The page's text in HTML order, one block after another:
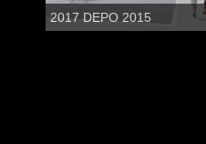
2017 DEPO 2015